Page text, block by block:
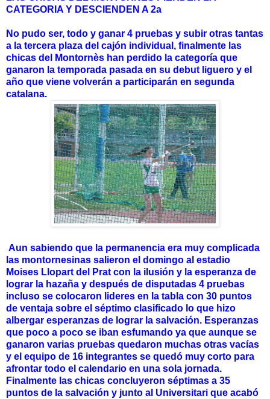
CATEGORIA Y DESCIENDEN A 2a
No pudo ser, todo y ganar 4 pruebas y subir otras tantas
a la tercera plaza del cajón individual, finalmente las
chicas del Montornès han perdido la categoría que
ganaron la temporada pasada en su debut liguero y el
año que viene volverán a participarán en segunda
catalana.
Aun sabiendo que la permanencia era muy complicada
las montornesinas salieron el domingo al estadio
Moises Llopart del Prat con la ilusión y la esperanza de
lograr la hazaña y después de disputadas 4 pruebas
incluso se colocaron lideres en la tabla con 30 puntos
de ventaja sobre el séptimo clasificado lo que hizo
albergar esperanzas de lograr la salvación. Esperanzas
que poco a poco se iban esfumando ya que aunque se
ganaron varias pruebas quedaron muchas otras vacías
y el equipo de 16 integrantes se quedó muy corto para
afrontar todo el calendario en una sola jornada.
Finalmente las chicas concluyeron séptimas a 35
puntos de la salvación y junto al Universitari que acabó